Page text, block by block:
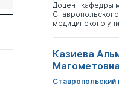
Доцент кафедры
медицинского
Казиева
Магометовна
Ставропольский